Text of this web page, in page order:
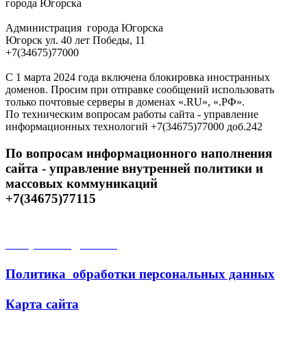
города Югорска
Администрация города Югорска
Югорск ул. 40 лет Победы, 11
+7(34675)77000
С 1 марта 2024 года включена блокировка иностранных
доменов. Просим при отправке сообщений использовать
только почтовые серверы в доменах «.RU», «.РФ».
По техническим вопросам работы сайта - управление
информационных технологий +7(34675)77000 доб.242
По вопросам информационного наполнения
сайта - управление внутренней политики и
массовых коммуникаций
+7(34675)77115
Политика обработки персональных данных
Карта сайта